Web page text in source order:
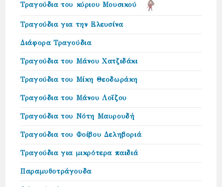
Τραγούδια του κύριου Μουσικού
Τραγούδια για την Ελευσίνα
Διάφορα Τραγούδια
Τραγούδια του Μάνου Χατζιδάκι
Τραγούδια του Μίκη Θεοδωράκη
Τραγούδια του Μάνου Λοΐζου
Τραγούδια του Νότη Μαυρουδή
Τραγούδια του Φοίβου Δεληβοριά
Τραγούδια για μικρότερα παιδιά
Παραμυθοτράγουδα